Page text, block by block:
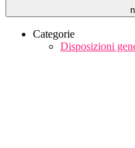
Categorie
Disposizioni